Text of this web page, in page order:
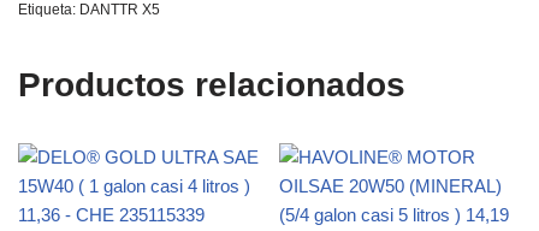
Etiqueta: DANTTR X5
Productos relacionados